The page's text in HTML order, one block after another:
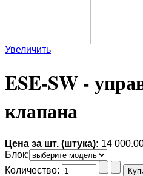
Увеличить
ESE-SW -
клапана
Цена за шт. (штука): 14
Блок:
Количество: